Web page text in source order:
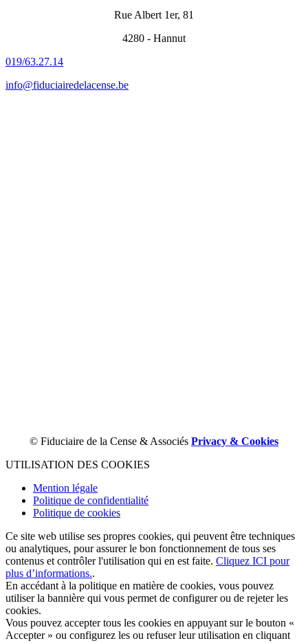
Rue Albert 1er, 81
4280 - Hannut
019/63.27.14
info@fiduciairedelacense.be
© Fiduciaire de la Cense & Associés Privacy & Cookies
UTILISATION DES COOKIES
Mention légale
Politique de confidentialité
Politique de cookies
Ce site web utilise ses propres cookies, qui peuvent être techniques
ou analytiques, pour assurer le bon fonctionnement de tous ses
contenus et contrôler l'utilisation qui en est faite. Cliquez ICI pour
plus d’informations..
En accédant à la politique en matière de cookies, vous pouvez
utiliser la bannière qui vous permet de configurer ou de rejeter les
cookies.
Vous pouvez accepter tous les cookies en appuyant sur le bouton «
Accepter » ou configurez les ou refuser leur utilisation en cliquant